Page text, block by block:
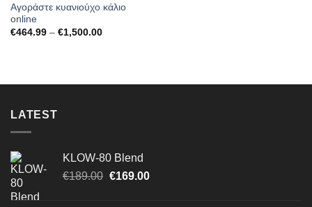
Αγοράστε κυανιούχο κάλιο
online
€464.99 – €1,500.00Price
LATEST
KLOW-80 Blend
€189.00 Original
€169.00Η